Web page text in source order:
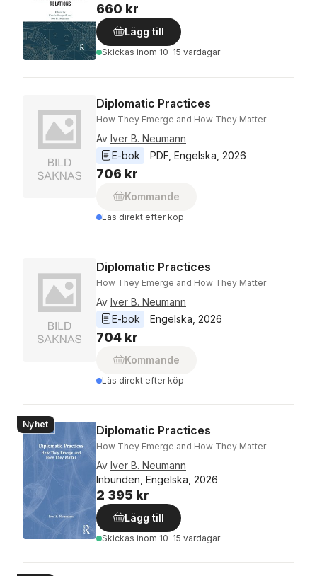
660 kr
Lägg till
Skickas inom 10-15 vardagar
Diplomatic Practices
How They Emerge and How They Matter
Av Iver B. Neumann
E-bok
PDF Engelska 2026
706 kr
Kommande
Läs direkt efter köp
Diplomatic Practices
How They Emerge and How They Matter
Av Iver B. Neumann
E-bok
Engelska 2026
704 kr
Kommande
Läs direkt efter köp
Nyhet Diplomatic Practices
How They Emerge and How They Matter
Av Iver B. Neumann
Inbunden, Engelska, 2026
2 395 kr
Lägg till
Skickas inom 10-15 vardagar